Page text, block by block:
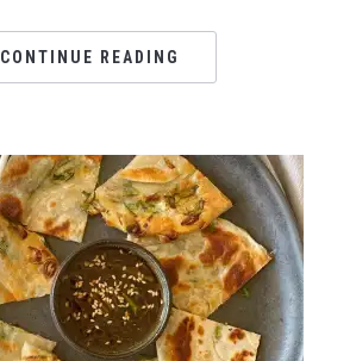
CONTINUE READING